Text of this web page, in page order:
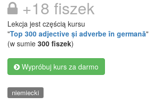
+18 fiszek
Lekcja jest częścią kursu
"Top 300 adjective și adverbe în germană"
(w sumie 300 fiszek)
Wypróbuj kurs za darmo
niemiecki